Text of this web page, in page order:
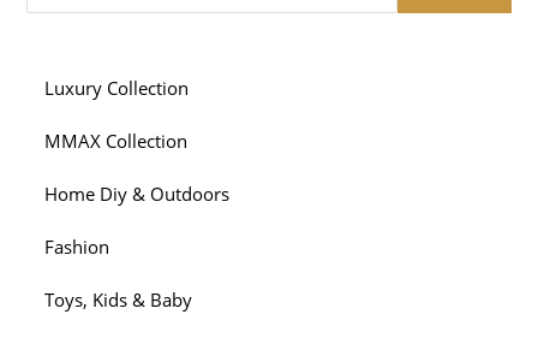
Luxury Collection
MMAX Collection
Home Diy & Outdoors
Fashion
Toys, Kids & Baby